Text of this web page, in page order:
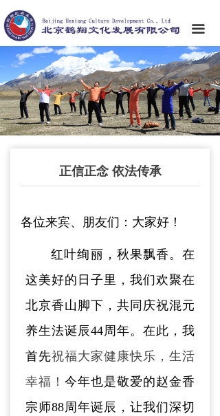
끀
各位来宾、朋友们：大家好！
红叶绚丽，秋果飘香。在
这美好的日子里，我们欢聚在
北京香山脚下，共同庆祝混元
养生法诞辰44周年。在此，我
首先祝福大家健康快乐，生活
幸福！ 今年也是敬爱的赵金香
宗师88周年诞辰，让我们深切
正信正念 依法传承